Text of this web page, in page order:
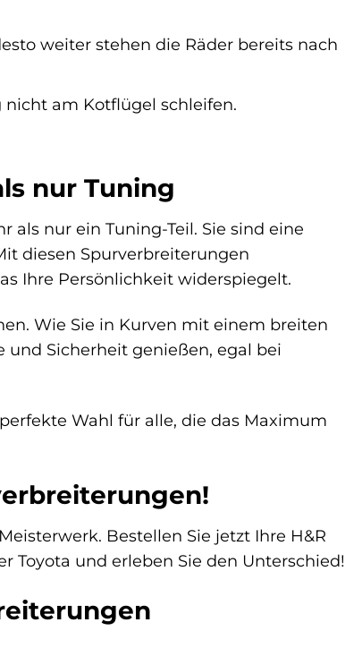
weiter stehen die Räder bereits nach
nicht am Kotflügel schleifen.
nur Tuning
als nur ein Tuning-Teil. Sie sind eine
diesen Spurverbreiterungen
Ihre Persönlichkeit widerspiegelt.
Wie Sie in Kurven mit einem breiten
und Sicherheit genießen, egal bei
Wahl für alle, die das Maximum
Bestellen Sie jetzt Ihre H&R
Toyota und erleben Sie den Unterschied!